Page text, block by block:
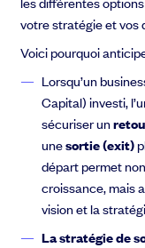
votre stratégie et vos
Voici pourquoi
Lorsqu’un
Capital) investi,
sécuriser un
unesortie (exit)
départ permet
croissance, mais
vision et la
La stratégie de